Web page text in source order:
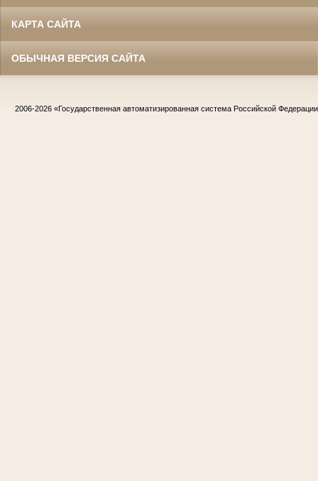
КАРТА САЙТА
ОБЫЧНАЯ ВЕРСИЯ САЙТА
2006-2026 «Государственная автоматизированная система Российской